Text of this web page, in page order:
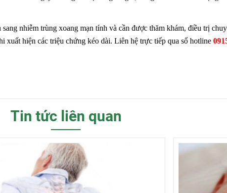
nhiễm trùng xoang mạn tính và cần được thăm khám, điều trị
hiện các triệu chứng kéo dài. Liên hệ trực tiếp qua số hotline
Tin tức liên quan